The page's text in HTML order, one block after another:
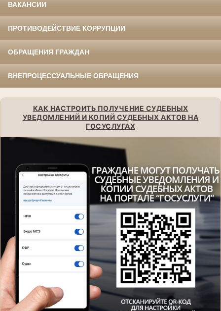
ВАКАНСИИ
ПРОТИВОДЕЙСТВИЕ КОРРУПЦИИ
ОБРАЩЕНИЯ ГРАЖДАН
ВНЕПРОЦЕССУАЛЬНЫЕ ОБРАЩЕНИЯ
КАК НАСТРОИТЬ ПОЛУЧЕНИЕ СУДЕБНЫХ
УВЕДОМЛЕНИЙ И КОПИЙ СУДЕБНЫХ АКТОВ НА
ГОСУСЛУГАХ